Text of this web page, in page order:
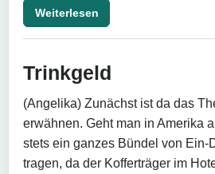
Weiterlesen
Trinkgeld
(Angelika) Zunächst ist da das
erwähnen. Geht man in Amerika
stets ein ganzes Bündel von Ein-
tragen, da der Kofferträger im